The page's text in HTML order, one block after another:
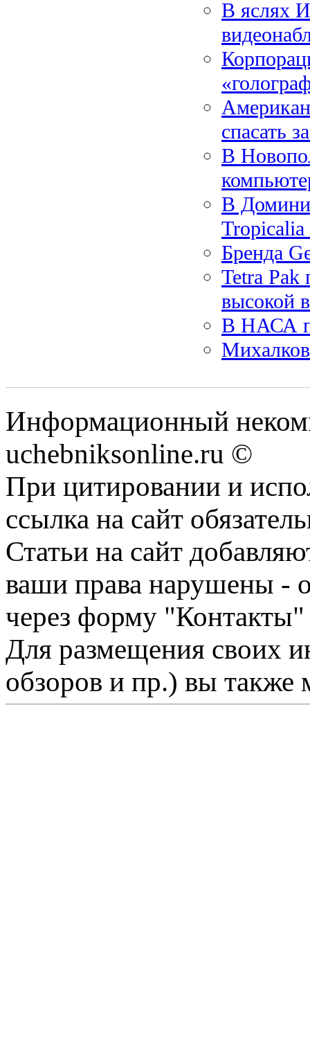
В яслях
спасать
В
В
Tropicalia
Бренда
Tetra Pak
высокой
В НАСА
Информационный
uchebniksonline.ru ©
При цитировании и
ссылка на сайт
Статьи на сайт
ваши права нарушены -
через форму "Контакты"
Для размещения своих
обзоров и пр.) вы также